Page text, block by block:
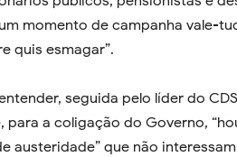
momento de campanha vale-
quis esmagar”.
seguida pelo líder do
para a coligação do Governo,
austeridade” que não